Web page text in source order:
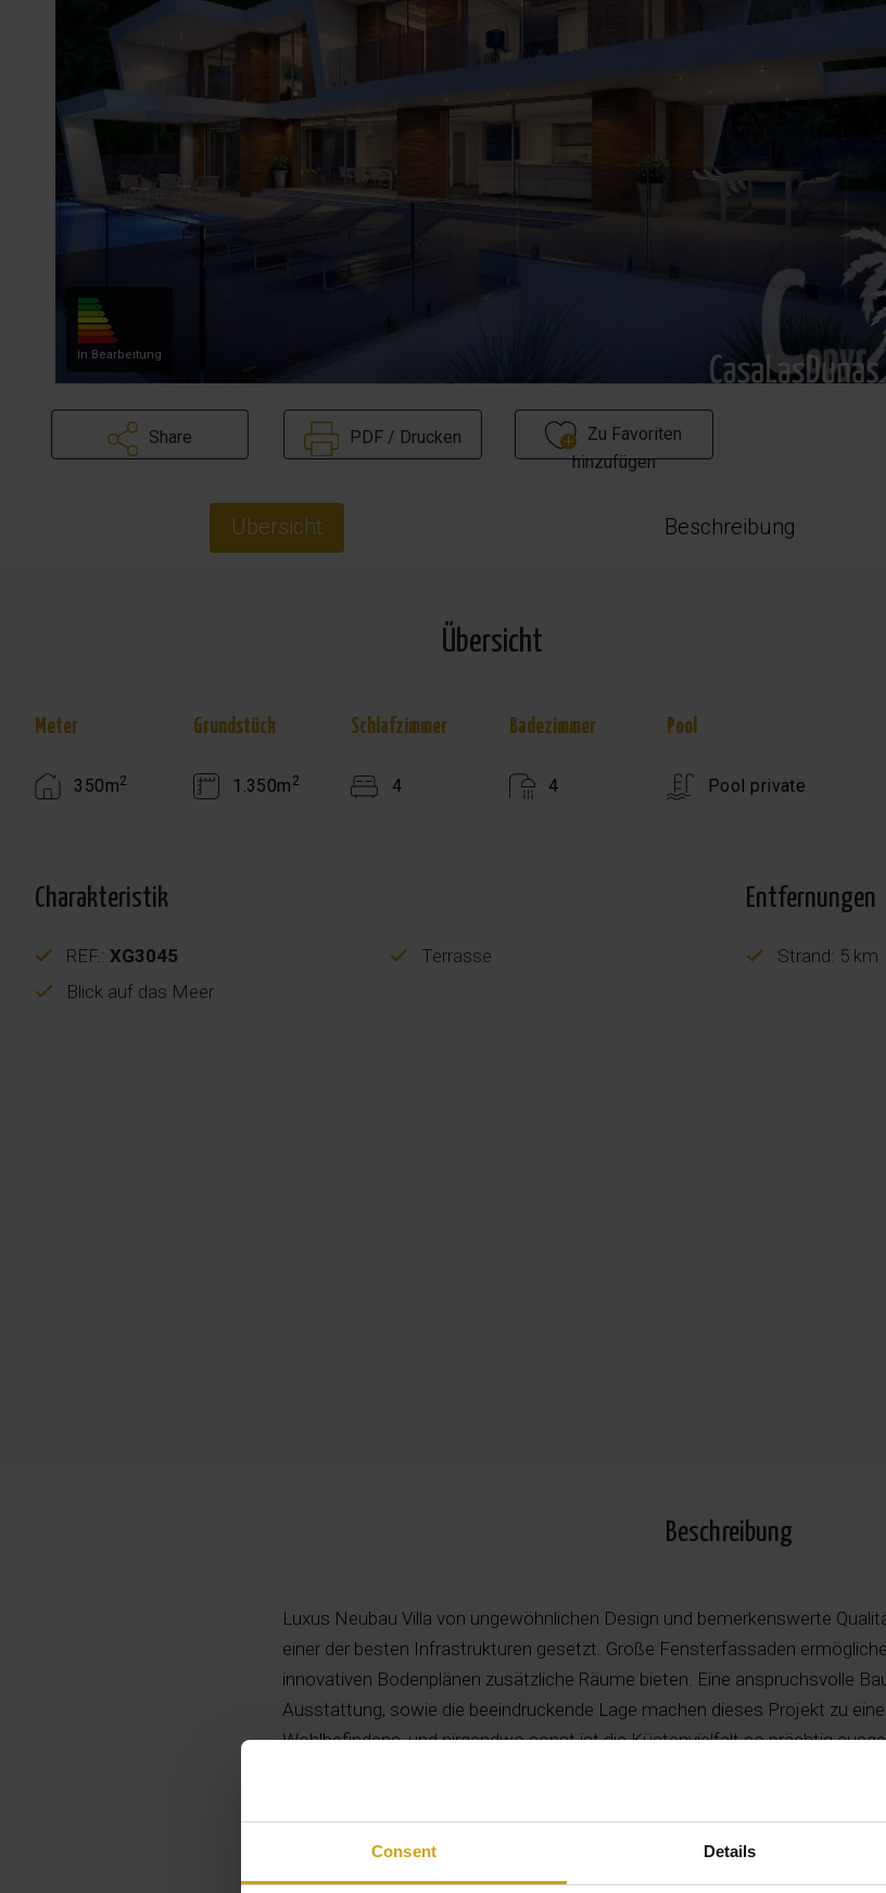
Consent Details
In Bearbeitung
Share PDF / Drucken
Zu Favoriten
hinzufügen
Übersicht Beschreibung
Übersicht
Meter
350m2
Grundstück
1.350m 2
Schlafzimmer
4
Badezimmer
4
Pool
Pool private
Charakteristik
REF.: XG3045
Terrasse
Blick auf das Meer
Entfernungen
Strand: 5 km
Beschreibung
Luxus Neubau Villa von ungewöhnlichen Design und bemerkenswerte
einer der besten Infrastrukturen gesetzt. Große Fensterfassaden
innovativen Bodenplänen zusätzliche Räume bieten. Eine anspruchsvolle
Ausstattung, sowie die beeindruckende Lage machen dieses Projekt zu
Wohlbefindens, und nirgendwo sonst ist die Küstenvielfalt so prächtig
auch interessant sein, dass man selbstverständlich Doppelpläne erwerben
sich von selbst, dass das Haus, das Sie bekommen werden, äußerst